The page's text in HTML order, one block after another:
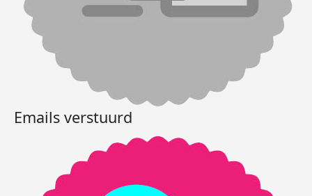
Emails verstuurd